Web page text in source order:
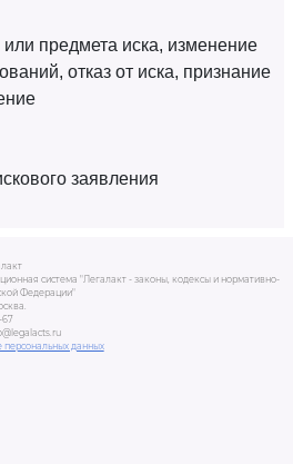
предмета иска, изменение
отказ от иска, признание
заявления
система "Легалакт - законы, кодексы и нормативно-
Федерации"
67
персональных данных